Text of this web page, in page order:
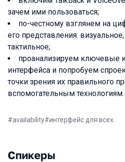
зачем ими пользоваться;
по-честному взглянем на
его представления:
тактильное;
проанализируем ключевые
интерфейса и попробуем
точки зрения их правильного
вспомогательным технологиям.
#availability#интерфейс для всех
Спикеры